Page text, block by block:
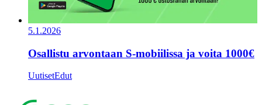
5.1.2026
Osallistu arvontaan S-mobiilissa ja voita 1000€
UutisetEdut